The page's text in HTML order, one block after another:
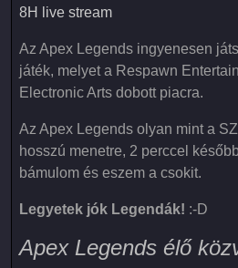
8H live stream
Az Apex Legends ingyenesen
játék, melyet a Respawn
Electronic Arts dobott piacra.
Az Apex Legends olyan mint a
hosszú menetre, 2 perccel
bámulom és eszem a csokit.
Legyetek jók Legendák! :-D
Apex Legends élő